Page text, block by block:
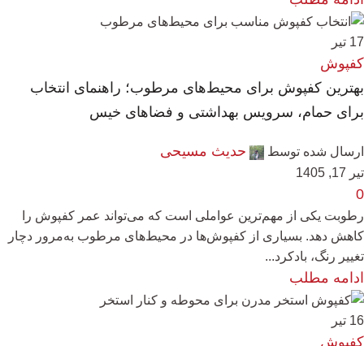
17 تیر
کفپوش
بهترین کفپوش برای محیط‌های مرطوب؛ راهنمای انتخاب
برای حمام، سرویس بهداشتی و فضاهای خیس
ارسال شده توسط حدیث مسیحی
تیر 17, 1405
0
رطوبت یکی از مهم‌ترین عواملی است که می‌تواند عمر کفپوش را
کاهش دهد. بسیاری از کفپوش‌ها در محیط‌های مرطوب به‌مرور دچار
تغییر رنگ، بادکرد...
ادامه مطلب
16 تیر
کفپوش